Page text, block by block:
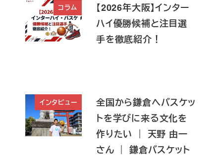
コラム
【2026年大阪】インター
ハイ優勝候補と注目選
手を徹底紹介！
インタビュー
全国から鎌倉へバスケッ
トを学びに来る文化を
作りたい ｜ 天野 由一
さん ｜ 鎌倉バスケット